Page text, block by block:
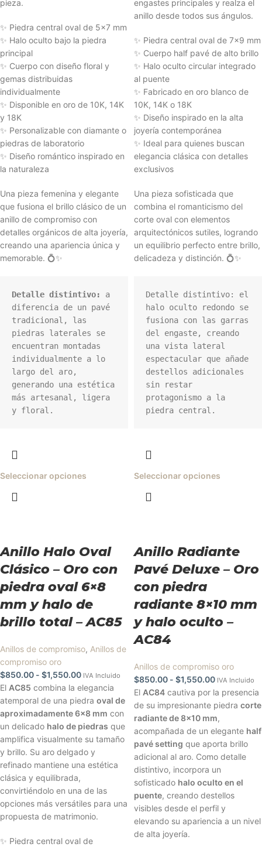
pieza.
✨ Piedra central oval de 5x7 mm
✨ Halo oculto bajo la piedra
principal
✨ Cuerpo con diseño floral y
gemas distribuidas
individualmente
✨ Disponible en oro de 10K, 14K
y 18K
✨ Personalizable con diamante o
piedras de laboratorio
✨ Diseño romántico inspirado en
la naturaleza
Una pieza femenina y elegante
que fusiona el brillo clásico de un
anillo de compromiso con
detalles orgánicos de alta joyería,
creando una apariencia única y
memorable. 💍✨
Detalle distintivo:
a
diferencia de un pavé
tradicional, las
piedras laterales se
encuentran montadas
individualmente a lo
largo del aro,
generando una estética
más artesanal, ligera
y floral.
Seleccionar opciones
engastes principales y realza el
anillo desde todos sus ángulos.
✨ Piedra central oval de 7x9 mm
✨ Cuerpo half pavé de alto brillo
✨ Halo oculto circular integrado
al puente
✨ Fabricado en oro blanco de
10K, 14K o 18K
✨ Diseño inspirado en la alta
joyería contemporánea
✨ Ideal para quienes buscan
elegancia clásica con detalles
exclusivos
Una pieza sofisticada que
combina el romanticismo del
corte oval con elementos
arquitectónicos sutiles, logrando
un equilibrio perfecto entre brillo,
delicadeza y distinción. 💍✨
Detalle distintivo: el
halo oculto redondo se
fusiona con las garras
del engaste, creando
una vista lateral
espectacular que añade
destellos adicionales
sin restar
protagonismo a la
piedra central.
Seleccionar opciones
Anillo Halo Oval
Clásico – Oro con
piedra oval 6×8
mm y halo de
brillo total – AC85
Anillos de compromiso, Anillos de
compromiso oro
$850.00 - $1,550.00 IVA Incluido
El AC85 combina la elegancia
atemporal de una piedra oval de
aproximadamente 6x8 mm con
un delicado halo de piedras que
amplifica visualmente su tamaño
y brillo. Su aro delgado y
refinado mantiene una estética
clásica y equilibrada,
convirtiéndolo en una de las
opciones más versátiles para una
propuesta de matrimonio.
✨ Piedra central oval de
Anillo Radiante
Pavé Deluxe – Oro
con piedra
radiante 8×10 mm
y halo oculto –
AC84
Anillos de compromiso oro
$850.00 - $1,550.00 IVA Incluido
El AC84 cautiva por la presencia
de su impresionante piedra corte
radiante de 8x10 mm,
acompañada de un elegante half
pavé setting que aporta brillo
adicional al aro. Como detalle
distintivo, incorpora un
sofisticado halo oculto en el
puente, creando destellos
visibles desde el perfil y
elevando su apariencia a un nivel
de alta joyería.